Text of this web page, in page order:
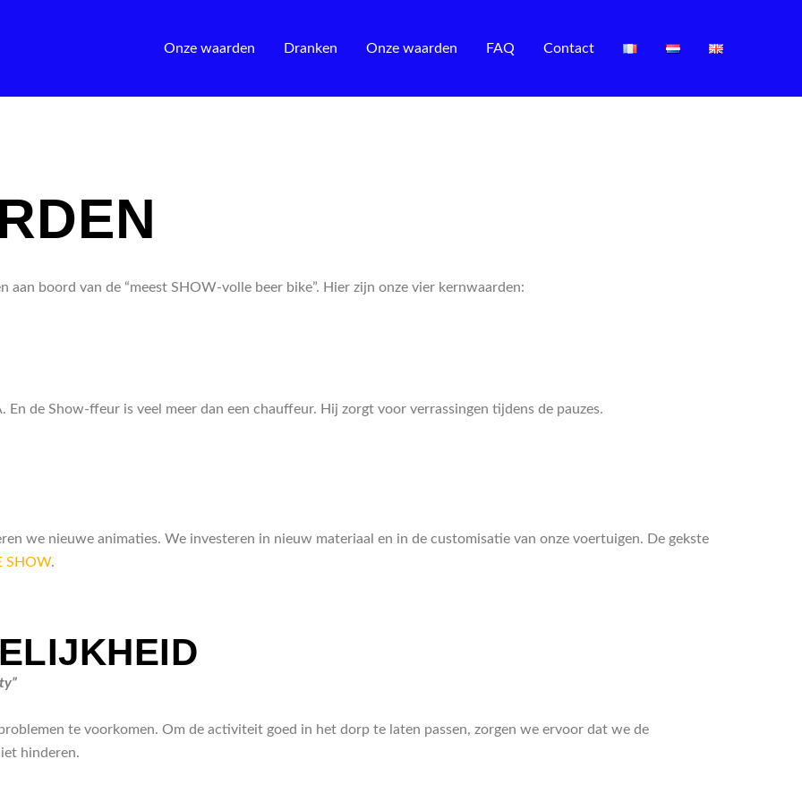
Onze waarden Dranken Onze waarden FAQ Contact
aan boord van de “meest SHOW-volle beer bike”. Hier zijn onze vier kernwaarden:
de Show-ffeur is veel meer dan een chauffeur. Hij zorgt voor verrassingen tijdens de pauzes.
we nieuwe animaties. We investeren in nieuw materiaal en in de customisatie van onze voertuigen. De gekste
SHOW.
te voorkomen. Om de activiteit goed in het dorp te laten passen, zorgen we ervoor dat we de
hinderen.